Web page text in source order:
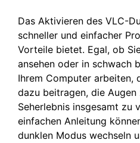
Das Aktivieren des VLC-
schneller und einfacher
Vorteile bietet. Egal, ob
ansehen oder in schwach
Ihrem Computer arbeiten,
dazu beitragen, die
Seherlebnis insgesamt zu
einfachen Anleitung
dunklen Modus wechseln